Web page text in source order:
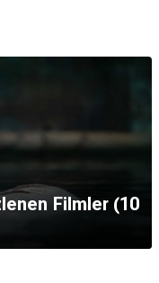
Filmler (10